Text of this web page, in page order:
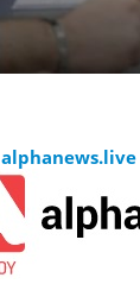
alphanews.live